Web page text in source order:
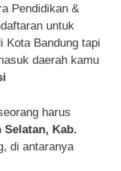
Pendidikan &
untuk
Kota Bandung tapi
daerah kamu
harus
Selatan, Kab.
di antaranya